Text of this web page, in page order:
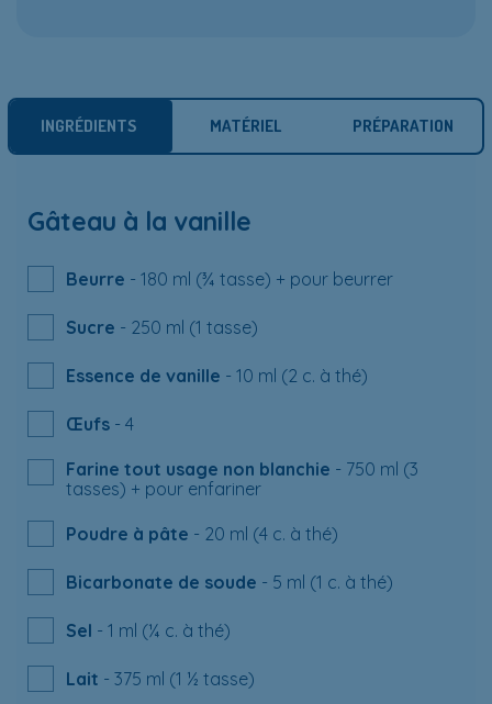
INGRÉDIENTS MATÉRIEL PRÉPARATION
Gâteau à la vanille
Beurre - 180 ml (¾ tasse) + pour beurrer
Sucre - 250 ml (1 tasse)
Essence de vanille - 10 ml (2 c. à thé)
Œufs - 4
Farine tout usage non blanchie - 750 ml (3
tasses) + pour enfariner
Poudre à pâte - 20 ml (4 c. à thé)
Bicarbonate de soude - 5 ml (1 c. à thé)
Sel - 1 ml (¼ c. à thé)
Lait - 375 ml (1 ½ tasse)